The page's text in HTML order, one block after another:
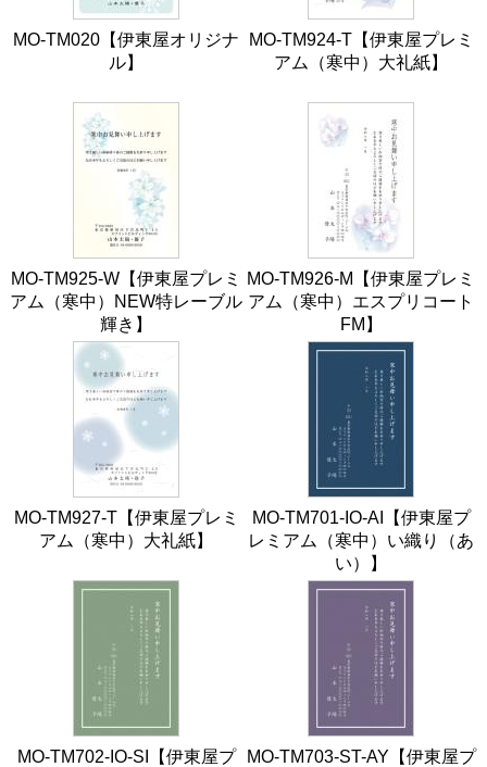
MO-TM020【伊東屋オリジナ
ル】
MO-TM924-T【伊東屋プレミ
アム（寒中）大礼紙】
MO-TM925-W【伊東屋プレミ
アム（寒中）NEW特レーブル
輝き】
MO-TM926-M【伊東屋プレミ
アム（寒中）エスプリコート
FM】
MO-TM927-T【伊東屋プレミ
アム（寒中）大礼紙】
MO-TM701-IO-AI【伊東屋プ
レミアム（寒中）い織り（あ
い）】
MO-TM702-IO-SI【伊東屋プ
MO-TM703-ST-AY【伊東屋プ